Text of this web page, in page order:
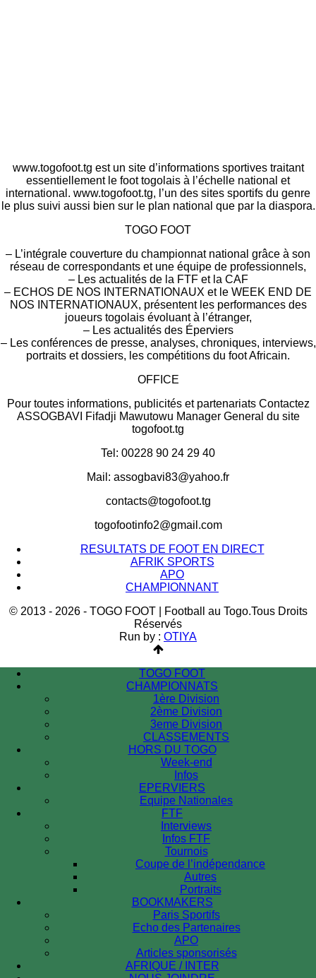
www.togofoot.tg est un site d’informations sportives traitant
essentiellement le foot togolais à l’échelle national et
international. www.togofoot.tg, l’un des sites sportifs du genre
le plus suivi aussi bien sur le plan national que par la diaspora.
TOGO FOOT
– L’intégrale couverture du championnat national grâce à son
réseau de correspondants et une équipe de professionnels,
– Les actualités de la FTF et la CAF
– ECHOS DE NOS INTERNATIONAUX et le WEEK END DE
NOS INTERNATIONAUX, présentent les performances des
joueurs togolais évoluant à l’étranger,
– Les actualités des Éperviers
– Les conférences de presse, analyses, chroniques, interviews,
portraits et dossiers, les compétitions du foot Africain.
OFFICE
Pour toutes informations, publicités et partenariats Contactez
ASSOGBAVI Fifadji Mawutowu Manager General du site
togofoot.tg
Tel: 00228 90 24 29 40
Mail: assogbavi83@yahoo.fr
contacts@togofoot.tg
togofootinfo2@gmail.com
RESULTATS DE FOOT EN DIRECT
AFRIK SPORTS
APO
CHAMPIONNANT
© 2013 - 2026 - TOGO FOOT | Football au Togo.Tous Droits
Réservés
Run by : OTIYA
TOGO FOOT
CHAMPIONNATS
1ère Division
2ème Division
3eme Division
CLASSEMENTS
HORS DU TOGO
Week-end
Infos
EPERVIERS
Equipe Nationales
FTF
Interviews
Infos FTF
Tournois
Coupe de l’indépendance
Autres
Portraits
BOOKMAKERS
Paris Sportifs
Echo des Partenaires
APO
Articles sponsorisés
AFRIQUE / INTER